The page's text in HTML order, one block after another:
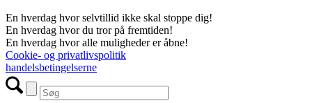
En hverdag hvor selvtillid ikke skal stoppe dig!
En hverdag hvor du tror på fremtiden!
En hverdag hvor alle muligheder er åbne!
Cookie- og privatlivspolitik
handelsbetingelserne